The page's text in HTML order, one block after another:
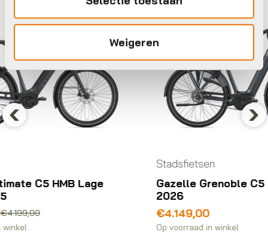
Weigeren
Gazelle Grenoble C5 Lage instap